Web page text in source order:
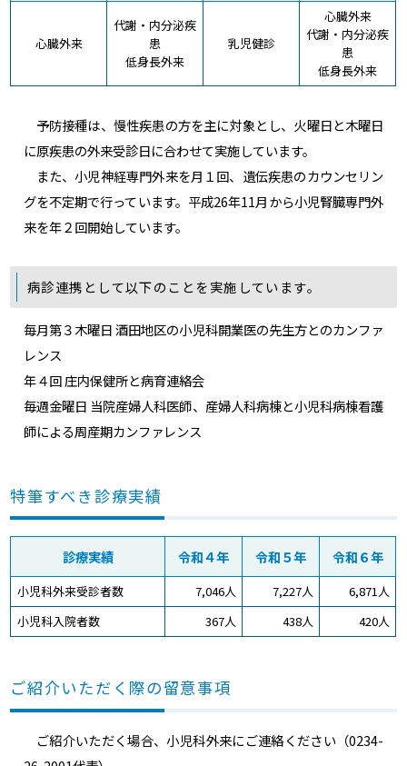
心臓外来
代謝・内分泌疾
患
低身長外来
乳児健診
心臓外来
代謝・内分泌疾
患
低身長外来
予防接種は、慢性疾患の方を主に対象とし、火曜日と木曜日
に原疾患の外来受診日に合わせて実施しています。
また、小児神経専門外来を月１回、遺伝疾患のカウンセリン
グを不定期で行っています。平成26年11月から小児腎臓専門外
来を年２回開始しています。
病診連携として以下のことを実施しています。
毎月第３木曜日 酒田地区の小児科開業医の先生方とのカンファ
レンス
年４回 庄内保健所と病育連絡会
毎週金曜日 当院産婦人科医師、産婦人科病棟と小児科病棟看護
師による周産期カンファレンス
特筆すべき診療実績
診療実績 令和４年 令和５年 令和６年
小児科外来受診者数 7,046人 7,227人
6,871人
小児科入院者数
367人 438人 420人
ご紹介いただく際の留意事項
ご紹介いただく場合、小児科外来にご連絡ください（0234-